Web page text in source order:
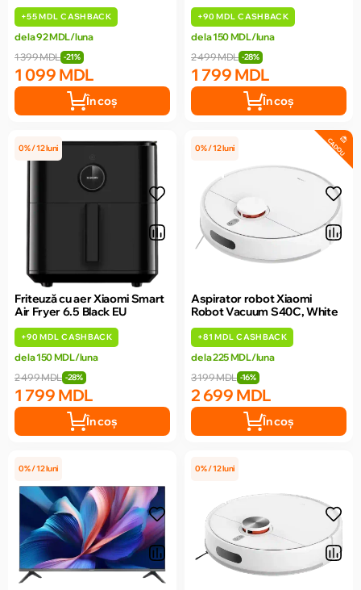
+55 MDL CASHBACK
de la 92 MDL/luna
1 099 MDL
1 399 MDL -21%
În coș
+90 MDL CASHBACK
de la 150 MDL/luna
1 799 MDL
2 499 MDL -28%
În coș
0% / 12 luni
Friteuză cu aer Xiaomi Smart
Air Fryer 6.5 Black EU
+90 MDL CASHBACK
de la 150 MDL/luna
1 799 MDL
2 499 MDL -28%
În coș
CADOU
0% / 12 luni
Aspirator robot Xiaomi
Robot Vacuum S40C, White
+81 MDL CASHBACK
de la 225 MDL/luna
2 699 MDL
3 199 MDL -16%
În coș
0% / 12 luni 0% / 12 luni